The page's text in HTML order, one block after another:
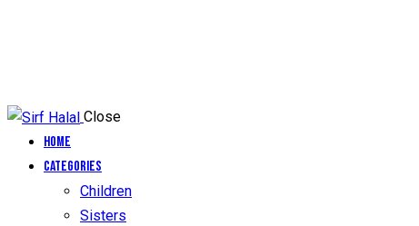
Close
Home
Categories
Children
Sisters